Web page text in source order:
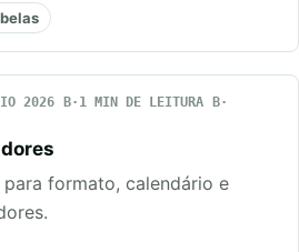
2026
1 MIN DE LEITURA
para formato, calendário e